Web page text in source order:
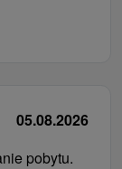
05.08.2026
pobytu.